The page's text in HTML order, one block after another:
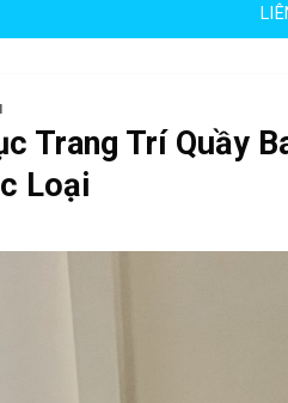
Trang Trí Quầy
Loại